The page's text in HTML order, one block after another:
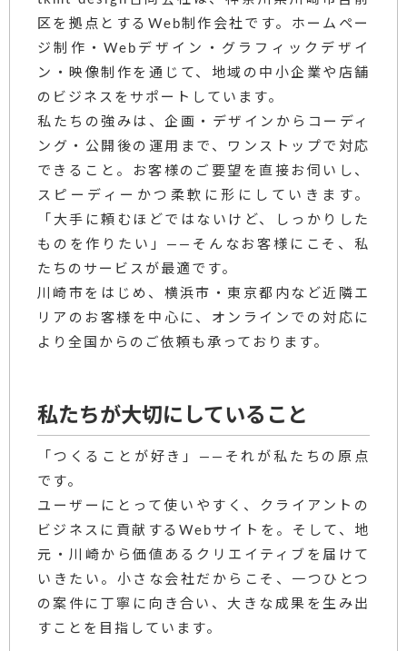
区を拠点とするWeb制作会社です。ホームペー
ジ制作・Webデザイン・グラフィックデザイ
ン・映像制作を通じて、地域の中小企業や店舗
のビジネスをサポートしています。
私たちの強みは、企画・デザインからコーディ
ング・公開後の運用まで、ワンストップで対応
できること。お客様のご要望を直接お伺いし、
スピーディーかつ柔軟に形にしていきます。
「大手に頼むほどではないけど、しっかりした
ものを作りたい」——そんなお客様にこそ、私
たちのサービスが最適です。
川崎市をはじめ、横浜市・東京都内など近隣エ
リアのお客様を中心に、オンラインでの対応に
より全国からのご依頼も承っております。
私たちが大切にしていること
「つくることが好き」——それが私たちの原点
です。
ユーザーにとって使いやすく、クライアントの
ビジネスに貢献するWebサイトを。そして、地
元・川崎から価値あるクリエイティブを届けて
いきたい。小さな会社だからこそ、一つひとつ
の案件に丁寧に向き合い、大きな成果を生み出
すことを目指しています。